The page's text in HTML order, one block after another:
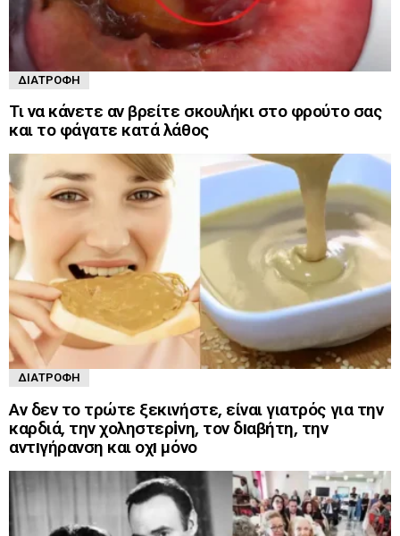
ΔΙΑΤΡΟΦΉ
Τι να κάνετε αν βρείτε σκουλήκι στο φρούτο σας
και το φάγατε κατά λάθος
ΔΙΑΤΡΟΦΉ
Αν δεν το τρώτε ξεκινήστε, είναι γιατρός για την
καρδιά, την χοληστερiνη, τον δıαβήτη, την
αντıγήρανση και οχı μόνο